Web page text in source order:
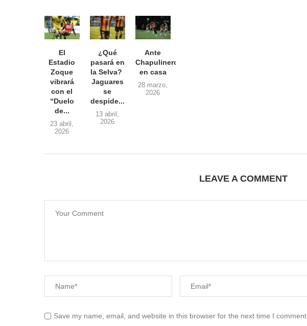
El
Estadio
Zoque
vibrará
con el
“Duelo
de...
23 abril,
2026
¿Qué
pasará en
la Selva?
Jaguares
se
despide...
13 abril,
2026
Ante
Chapulineros
en casa
28 marzo,
2026
LEAVE A COMMENT
Save my name, email, and website in this browser for the next time I comment.